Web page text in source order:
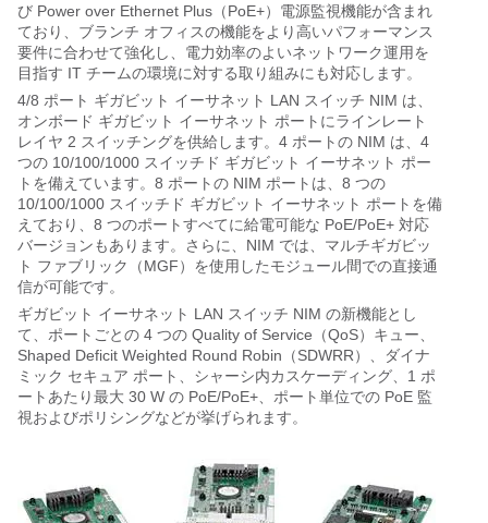
び Power over Ethernet Plus（PoE+）電源監視機能が含まれ
ており、ブランチ オフィスの機能をより高いパフォーマンス
要件に合わせて強化し、電力効率のよいネットワーク運用を
目指す IT チームの環境に対する取り組みにも対応します。
4/8 ポート ギガビット イーサネット LAN スイッチ NIM は、
オンボード ギガビット イーサネット ポートにラインレート
レイヤ 2 スイッチングを供給します。4 ポートの NIM は、4
つの 10/100/1000 スイッチド ギガビット イーサネット ポー
トを備えています。8 ポートの NIM ポートは、8 つの
10/100/1000 スイッチド ギガビット イーサネット ポートを備
えており、8 つのポートすべてに給電可能な PoE/PoE+ 対応
バージョンもあります。さらに、NIM では、マルチギガビッ
ト ファブリック（MGF）を使用したモジュール間での直接通
信が可能です。
ギガビット イーサネット LAN スイッチ NIM の新機能とし
て、ポートごとの 4 つの Quality of Service（QoS）キュー、
Shaped Deficit Weighted Round Robin（SDWRR）、ダイナ
ミック セキュア ポート、シャーシ内カスケーディング、1 ポ
ートあたり最大 30 W の PoE/PoE+、ポート単位での PoE 監
視およびポリシングなどが挙げられます。